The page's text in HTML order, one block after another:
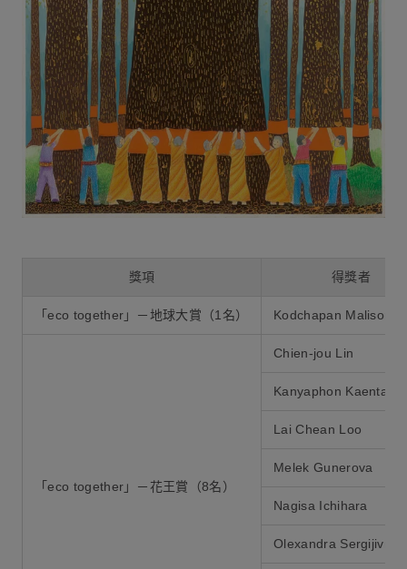
獎項 得獎者
「eco together」－地球大賞（1名） Kodchapan Malisorn
「eco together」－花王賞（8名）
Chien-jou Lin
Kanyaphon Kaentao
Lai Chean Loo
Melek Gunerova
Nagisa Ichihara
Olexandra Sergijivna